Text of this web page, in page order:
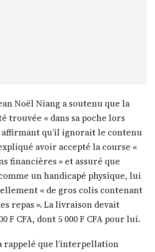
Noël Niang a soutenu que la
trouvée « dans sa poche lors
affirmant qu’il ignorait le contenu
avoir accepté la course «
financières » et assuré que
un handicapé physique, lui
« de gros colis contenant
repas ». La livraison devait
F CFA, dont 5 000 F CFA pour lui.
rappelé que l’interpellation